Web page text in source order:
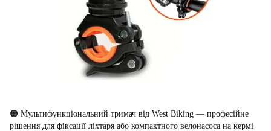
🟠 Мультифункціональний тримач від West Biking — професійне
рішення для фіксації ліхтаря або компактного велонасоса на кермі